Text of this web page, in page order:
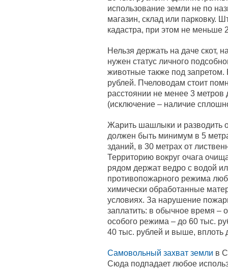
использование земли не по
магазин, склад или парковку.
кадастра, при этом не меньше
Нельзя держать на даче скот,
нужен статус личного
животные также под
рублей. Пчеловодам стоит
расстоянии не менее 3 метров
(исключение – наличие
Жарить шашлыки и разводить
должен быть минимум в 5
зданий, в 30 метрах от
Территорию вокруг очага
рядом держат ведро с водой
противопожарного режима
химически обработанные
условиях. За нарушение
заплатить: в обычное время –
особого режима – до 60 тыс.
40 тыс. рублей и выше, вплоть
Самовольный захват земли в
Сюда подпадает любое